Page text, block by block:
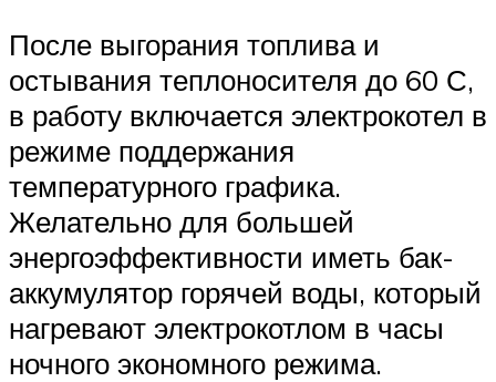
После выгорания топлива и
остывания теплоносителя до 60 С,
в работу включается электрокотел в
режиме поддержания
температурного графика.
Желательно для большей
энергоэффективности иметь бак-
аккумулятор горячей воды, который
нагревают электрокотлом в часы
ночного экономного режима.